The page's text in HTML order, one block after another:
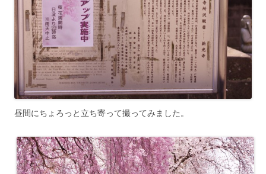
昼間にちょろっと立ち寄って撮ってみました。